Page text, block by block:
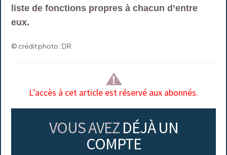
liste de fonctions propres à chacun d’entre
eux.
© crédit photo : DR
L’accès à cet article est réservé aux abonnés.
VOUS AVEZ DÉJÀ UN
COMPTE